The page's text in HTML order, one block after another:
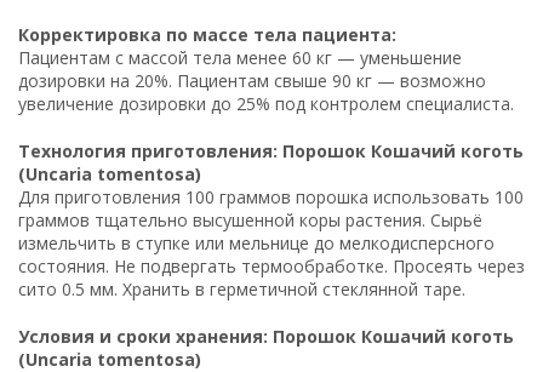
Корректировка по массе тела пациента:
Пациентам с массой тела менее 60 кг — уменьшение
дозировки на 20%. Пациентам свыше 90 кг — возможно
увеличение дозировки до 25% под контролем специалиста.
Технология приготовления: Порошок Кошачий коготь
(Uncaria tomentosa)
Для приготовления 100 граммов порошка использовать 100
граммов тщательно высушенной коры растения. Сырьё
измельчить в ступке или мельнице до мелкодисперсного
состояния. Не подвергать термообработке. Просеять через
сито 0.5 мм. Хранить в герметичной стеклянной таре.
Условия и сроки хранения: Порошок Кошачий коготь
(Uncaria tomentosa)